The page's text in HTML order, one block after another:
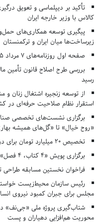
تأکید بر دیپلماسی و تعویق
کالاس با وزیر خارجه ایران
پیگیری توسعه همکاری‌های
زیرساخت‌ها میان ایران و ترکمنستان
صفحه اول روزنامه‌های 7 مرداد 1405
بررسی طرح اصلاح قانون تأمین
رسید
از توسعه زنجیره اشتغال زنان و
استقرار نظام صلاحیت حرفه‌ای در
برگزاری نشست‌های تخصصی
«روح خیال» تا «گل‌های همیشه
تخصیص ۲۰ میلیارد تومان برای درمان بیماران هموفیلی
برگزاری پویش «۴ کتاب، ۴ فصل» در مراکز کانون البرز
فراخوان نخستین مسابقه
رئیس سازمان محیط‌زیست
مجلس برای جبران کمبود نیروی
شتاب‌گیری پروژه ملی «جی‌نف»
محوریت هم‌افزایی دهیاران و پست